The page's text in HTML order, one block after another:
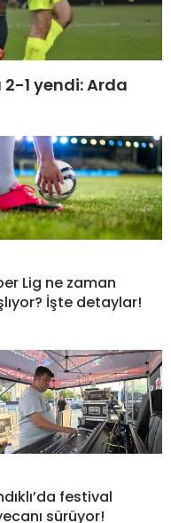
2-1 yendi: Arda
Lig ne zaman
İşte detaylar!
festival
sürüyor!